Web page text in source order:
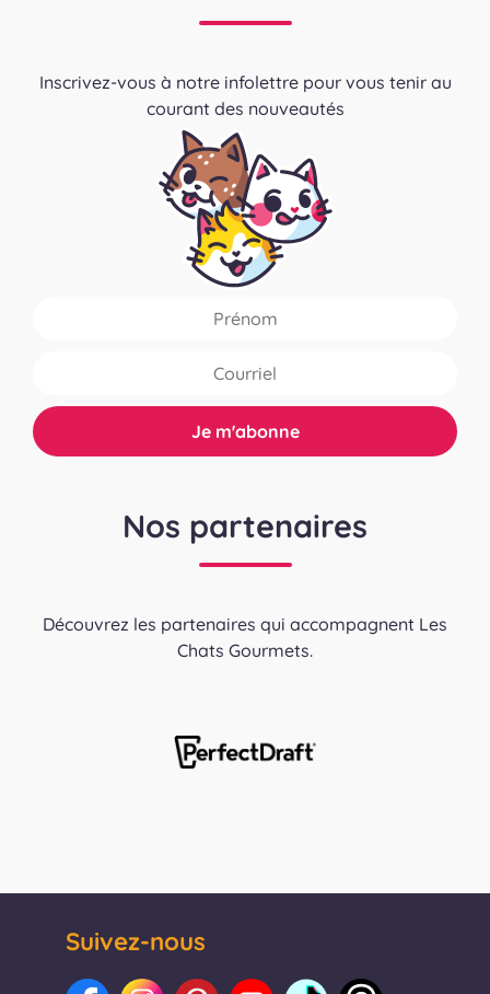
Inscrivez-vous à notre infolettre pour vous tenir au
courant des nouveautés
Nos partenaires
Découvrez les partenaires qui accompagnent Les
Chats Gourmets.
Suivez-nous